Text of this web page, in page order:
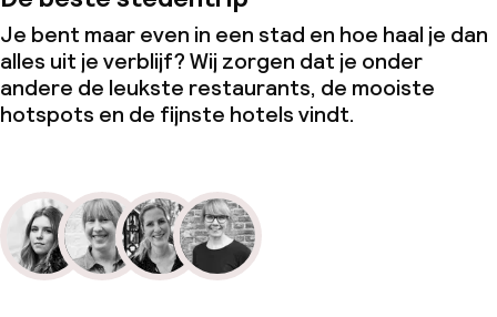
Je bent maar even in een stad en hoe haal je dan
alles uit je verblijf? Wij zorgen dat je onder
andere de leukste restaurants, de mooiste
hotspots en de fijnste hotels vindt.